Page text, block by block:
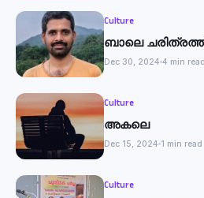
Culture
ബാലെ
Dec 30, 2024 4 min read
Culture
അകലെ
Dec 15, 2024 1 min read
Culture